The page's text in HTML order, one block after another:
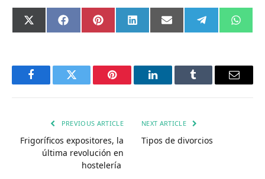
Compartir
en
X
(Twitter)
Compartir
en
FacebookCompartir
en
PinterestCompartir
en
LinkedInCompartir
en
Email Compartir
en
Telegram
en
FacebookTwitter Pinterest LinkedInTumblr Email
PREVIOUS ARTICLE
Frigoríficos expositores, la
última revolución en
hostelería
NEXT ARTICLE
Tipos de divorcios